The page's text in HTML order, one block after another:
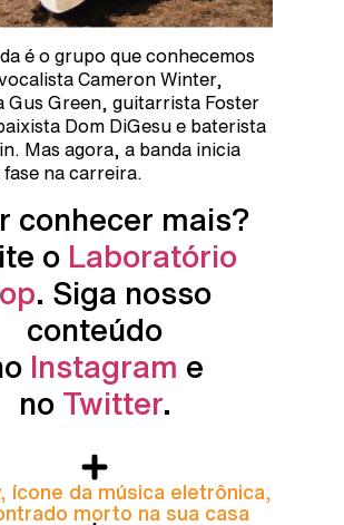
é o grupo que conhecemos
Cameron Winter,
Gus Green, guitarrista Foster
Dom DiGesu e baterista
Mas agora, a banda inicia
na carreira.
conhecer mais?
o Laboratório
. Siga nosso
conteúdo
Instagram e
no Twitter.
ícone da música eletrônica,
morto na sua casa